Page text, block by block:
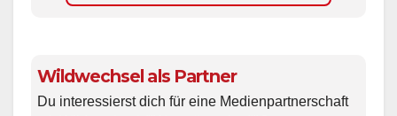
Wildwechsel als Partner
Du interessierst dich für eine Medienpartnerschaft